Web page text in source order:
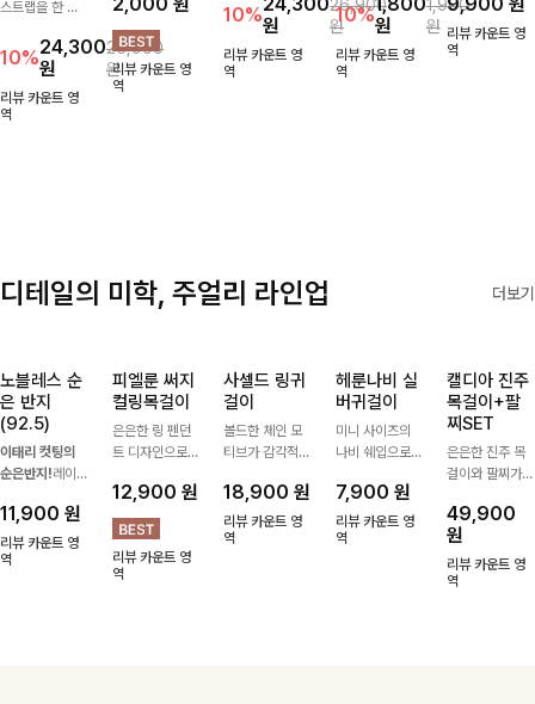
스트랩을 한 번
ITEM활용도 높
게 어디에든 다
양하게 즐겨주세
요 ;)
10%24,300
원
26,900
원
리뷰 카운트 영
역
음도 당당해지세
요:-)
리뷰 카운트 영
역
백 🤍 가볍고 내
추럴한 무드로
썸머 시즌 데일
리하게 들기 좋
10%원
26,900
원
리뷰 카운트 영
역
착용감을 선사하
는 덧신이에요:)
10%원
1,900
원
리뷰 카운트 영
역
지는 그 날의 분
위기를 느껴보세
요:)
리뷰 카운트 영
역
디테일의 미학, 주얼리 라인업 더보기
노블레스 순
은 반지
(92.5)
이태리 컷팅의
순은반지!레이
반지에요!고급스
러운 컬러감과
디테일로 강추에
11,900 원
리뷰 카운트 영
역
피엘룬 써지
컬링목걸이
은은한 링 펜던
트 디자인으로
써지컬스틸 소재
로 변색 걱정 없
이 데일리로 착
용하기 좋아요-
12,900 원
리뷰 카운트 영
역
사셀드 링귀
걸이
볼드한 체인 모
티브가 감각적인
는 귀걸이- 심플
하면서도 존재감
있는 디자인으로
18,900원
리뷰 카운트 영
역
헤룬나비 실
버귀걸이
미니 사이즈의
나비 쉐입으로
내어줄 이어링,
과하지 않은 포
인트가 되어줘
7,900 원
리뷰 카운트 영
역
캘디아 진주
목걸이+팔
찌SET
은은한 진주 목
걸이와 팔찌가
한 번에 완성도
높은 스타일링을
연출해주는 아이
템 🤍 데일리룩
49,900
원
리뷰 카운트 영
역